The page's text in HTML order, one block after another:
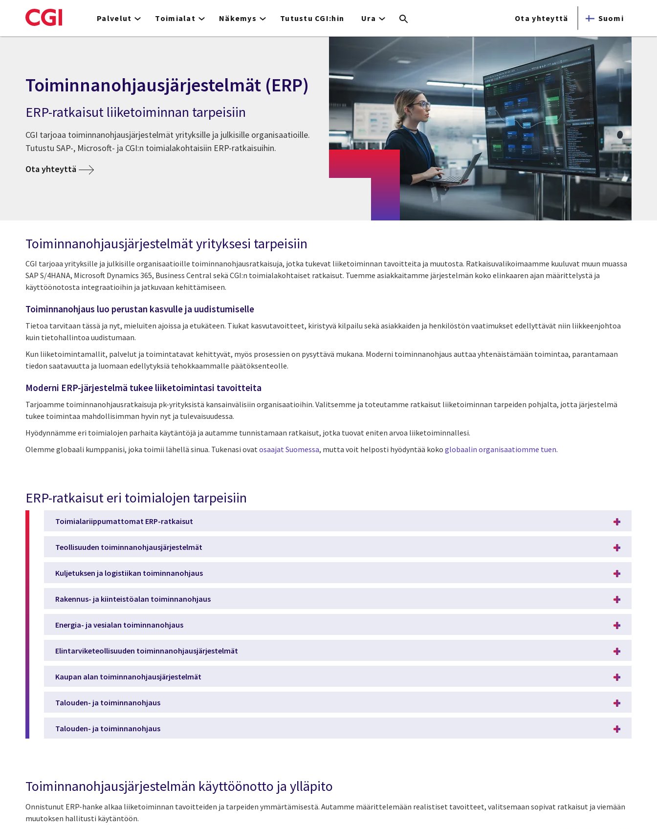
to
Palvelut Toimialat Näkemys Tutustu CGI:hin Ura Ota yhteyttä Suomi
Toiminnanohjausjärjestelmät (ERP)
ERP-ratkaisut liiketoiminnan tarpeisiin
CGI tarjoaa toiminnanohjausjärjestelmät yrityksille ja julkisille organisaatioille.
Tutustu SAP-, Microsoft- ja CGI:n toimialakohtaisiin ERP-ratkaisuihin.
Ota yhteyttä
Toiminnanohjausjärjestelmät yrityksesi tarpeisiin
CGI tarjoaa yrityksille ja julkisille organisaatioille toiminnanohjausratkaisuja, jotka tukevat liiketoiminnan tavoitteita ja muutosta. Ratkaisuvalikoimaamme kuuluvat muun muassa
SAP S/4HANA, Microsoft Dynamics 365, Business Central sekä CGI:n toimialakohtaiset ratkaisut. Tuemme asiakkaitamme järjestelmän koko elinkaaren ajan määrittelystä ja
käyttöönotosta integraatioihin ja jatkuvaan kehittämiseen.
Toiminnanohjaus luo perustan kasvulle ja uudistumiselle
Tietoa tarvitaan tässä ja nyt, mieluiten ajoissa ja etukäteen. Tiukat kasvutavoitteet, kiristyvä kilpailu sekä asiakkaiden ja henkilöstön vaatimukset edellyttävät niin liikkeenjohtoa
kuin tietohallintoa uudistumaan.
Kun liiketoimintamallit, palvelut ja toimintatavat kehittyvät, myös prosessien on pysyttävä mukana. Moderni toiminnanohjaus auttaa yhtenäistämään toimintaa, parantamaan
tiedon saatavuutta ja luomaan edellytyksiä tehokkaammalle päätöksenteolle.
Moderni ERP-järjestelmä tukee liiketoimintasi tavoitteita
Tarjoamme toiminnanohjausratkaisuja pk-yrityksistä kansainvälisiin organisaatioihin. Valitsemme ja toteutamme ratkaisut liiketoiminnan tarpeiden pohjalta, jotta järjestelmä
tukee toimintaa mahdollisimman hyvin nyt ja tulevaisuudessa.
Hyödynnämme eri toimialojen parhaita käytäntöjä ja autamme tunnistamaan ratkaisut, jotka tuovat eniten arvoa liiketoiminnallesi.
Olemme globaali kumppanisi, joka toimii lähellä sinua. Tukenasi ovat osaajat Suomessa, mutta voit helposti hyödyntää koko globaalin organisaatiomme tuen.
ERP-ratkaisut eri toimialojen tarpeisiin
Toimialariippumattomat ERP-ratkaisut
Teollisuuden toiminnanohjausjärjestelmät
Kuljetuksen ja logistiikan toiminnanohjaus
Rakennus- ja kiinteistöalan toiminnanohjaus
Energia- ja vesialan toiminnanohjaus
Elintarviketeollisuuden toiminnanohjausjärjestelmät
Kaupan alan toiminnanohjausjärjestelmät
Talouden- ja toiminnanohjaus
Talouden- ja toiminnanohjaus
Toiminnanohjausjärjestelmän käyttöönotto ja ylläpito
Onnistunut ERP-hanke alkaa liiketoiminnan tavoitteiden ja tarpeiden ymmärtämisestä. Autamme määrittelemään realistiset tavoitteet, valitsemaan sopivat ratkaisut ja viemään
muutoksen hallitusti käytäntöön.